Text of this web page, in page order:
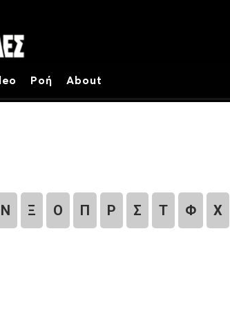
Ροή About
Ν Ξ Ο Π Ρ Σ Τ Φ Χ